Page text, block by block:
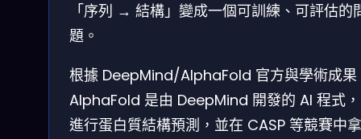
「序列 → 結構」變成一個可訓練、可評估的
題。
根據 DeepMind/AlphaFold 官方與學術成果
AlphaFold 是由 DeepMind 開發的 AI 程式
進行蛋白質結構預測，並在 CASP 等競賽中